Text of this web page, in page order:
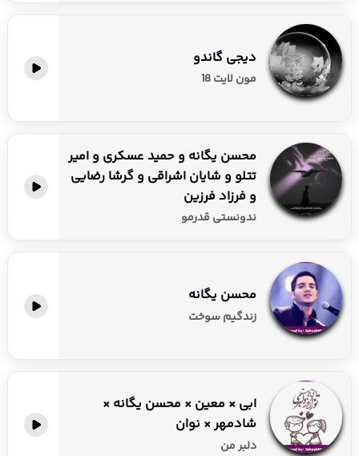
دیجی گاندو
مون لایت 18
محسن یگانه و حمید عسکری و امیر
تتلو و شایان اشراقی و گرشا رضایی
و فرزاد فرزین
ندونستی قدرمو
محسن یگانه
زندگیم سوخت
ابی × معین × محسن یگانه ×
شادمهر × نوان
دلبر من